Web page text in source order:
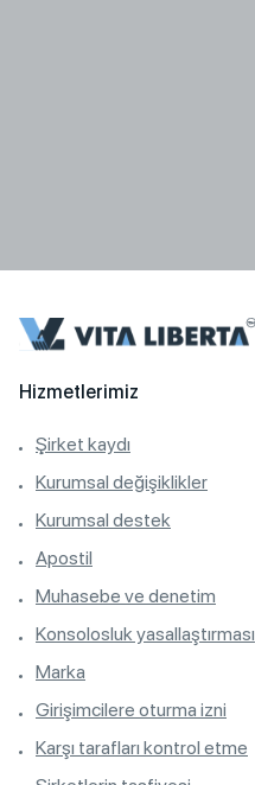
Hizmetlerimiz
Şirket kaydı
Kurumsal değişiklikler
Kurumsal destek
Apostil
Muhasebe ve denetim
Konsolosluk yasallaştırması
Marka
Girişimcilere oturma izni
Karşı tarafları kontrol etme